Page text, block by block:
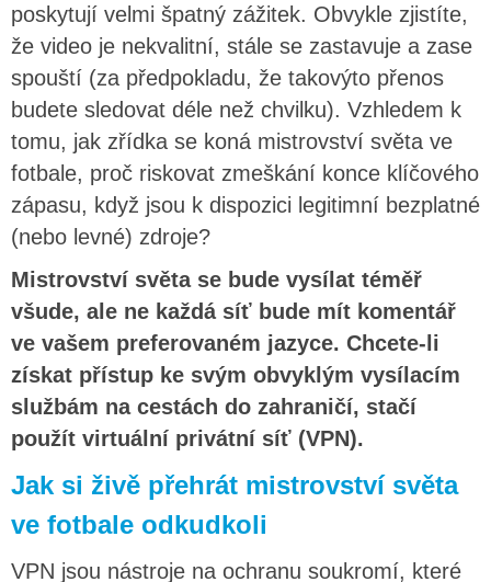
poskytují velmi špatný zážitek. Obvykle zjistíte,
že video je nekvalitní, stále se zastavuje a zase
spouští (za předpokladu, že takovýto přenos
budete sledovat déle než chvilku). Vzhledem k
tomu, jak zřídka se koná mistrovství světa ve
fotbale, proč riskovat zmeškání konce klíčového
zápasu, když jsou k dispozici legitimní bezplatné
(nebo levné) zdroje?
Mistrovství světa se bude vysílat téměř
všude, ale ne každá síť bude mít komentář
ve vašem preferovaném jazyce. Chcete-li
získat přístup ke svým obvyklým vysílacím
službám na cestách do zahraničí, stačí
použít virtuální privátní síť (VPN).
Jak si živě přehrát mistrovství světa
ve fotbale odkudkoli
VPN jsou nástroje na ochranu soukromí, které